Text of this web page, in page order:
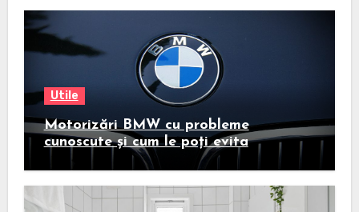
Utile
Motorizări BMW cu probleme
cunoscute și cum le poți evita